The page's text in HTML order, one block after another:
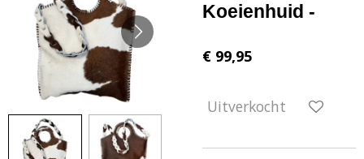
Koeienhuid -
€ 99,95
Uitverkocht